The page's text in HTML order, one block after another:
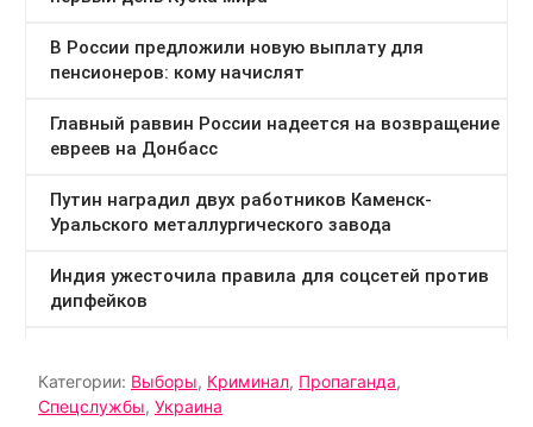
Категории: Выборы, Криминал, Пропаганда,
Спецслужбы, Украина